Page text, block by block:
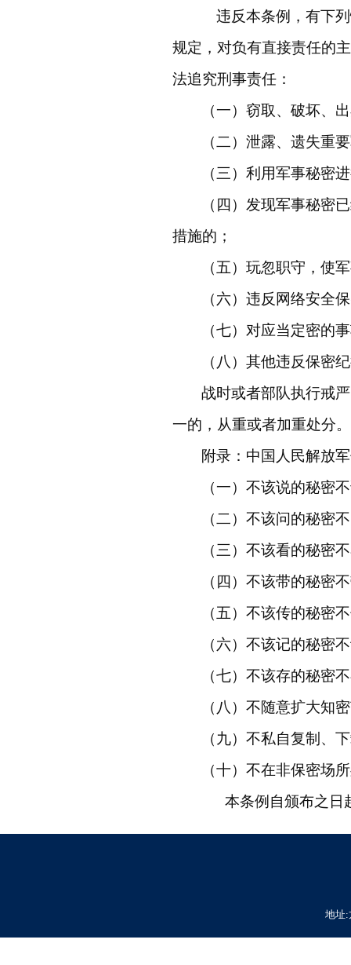
违反本条例，有下
规定，对负有直接责任的
法追究刑事责任：
（一）窃取、破坏、
（二）泄露、遗失重
（三）利用军事秘密
（四）发现军事秘密
措施的；
（五）玩忽职守，使
（六）违反网络安全
（七）对应当定密的
（八）其他违反保密
战时或者部队执行戒
一的，从重或者加重处分。
附录：中国人民解放
（一）不该说的秘密
（二）不该问的秘密
（三）不该看的秘密
（四）不该带的秘密
（五）不该传的秘密
（六）不该记的秘密
（七）不该存的秘密
（八）不随意扩大知
（九）不私自复制、
（十）不在非保密场
本条例自颁布之日
地址: